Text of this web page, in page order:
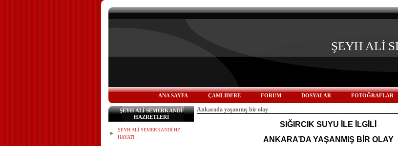
ŞEYH ALİ
ANA SAYFA ÇAMLIDERE FORUM DOSYALAR FOTOĞRAFLAR
ŞEYH ALİ SEMERKANDİ
HAZRETLERİ
ŞEYH ALİ SEMERKANDİ HZ.
HAYATI
Ankarada yaşanmış bir olay
SIĞIRCIK SUYU İLE İLGİLİ
ANKARA’DA YAŞANMIŞ BİR OLAY